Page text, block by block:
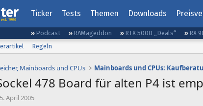
Ticker Tests Themen Downloads
Podcast RAMageddon RTX 5000 „Deals“ RX
Regeln
Mainboards und CPUs Mainboards und CPUs:
478 Board für alten P4 ist
E
5. April 2005